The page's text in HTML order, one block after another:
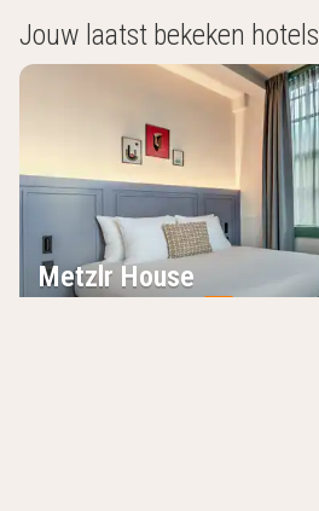
Jouw laatst bekeken hotels
Metzlr House